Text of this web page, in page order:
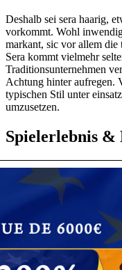
Deshalb sei sera haarig,
vorkommt. Wohl
markant, sic vor allem die
Sera kommt vielmehr
Traditionsunternehmen
Achtung hinter aufregen.
typischen Stil unter
umzusetzen.
Spielerlebnis &